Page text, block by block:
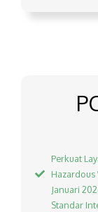
Perkuat
Hazardous
Januari
Standar